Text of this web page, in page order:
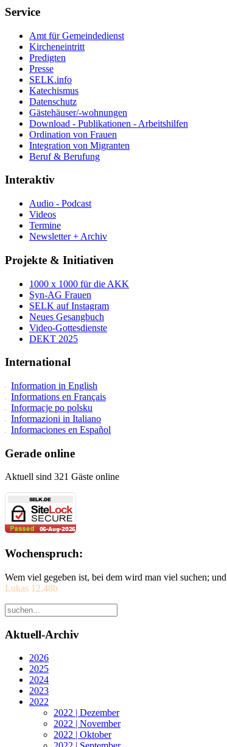
Service
Amt für Gemeindedienst
Kircheneintritt
Predigten
Presse
SELK.info
Katechismus
Datenschutz
Gästehäuser/-wohnungen
Download - Publikationen - Arbeitshilfen
Ordination von Frauen
Integration von Migranten
Beruf & Berufung
Interaktiv
Audio - Podcast
Videos
Termine
Newsletter + Archiv
Projekte & Initiativen
1000 x 1000 für die AKK
Syn-AG Frauen
SELK auf Instagram
Neues Gesangbuch
Video-Gottesdienste
DEKT 2025
International
Information in English
Informations en Français
Informacje po polsku
Informazioni in Italiano
Informaciones en Español
Gerade online
Aktuell sind 321 Gäste online
Wochenspruch:
Wem viel gegeben ist, bei dem wird man viel suchen;
Lukas 12,48b
Aktuell-Archiv
2026
2025
2024
2023
2022
2022 | Dezember
2022 | November
2022 | Oktober